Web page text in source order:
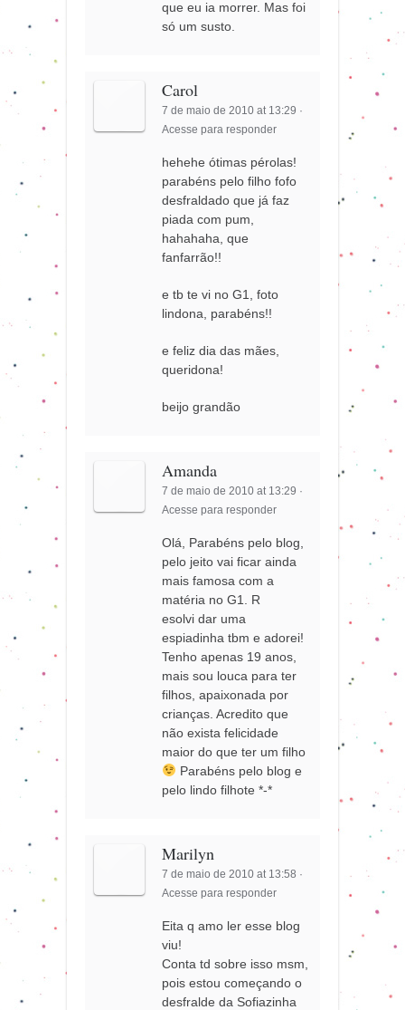
que eu ia morrer. Mas foi
só um susto.
Carol
7 de maio de 2010 at 13:29 ·
Acesse para responder
hehehe ótimas pérolas!
parabéns pelo filho fofo
desfraldado que já faz
piada com pum,
hahahaha, que
fanfarrão!!
e tb te vi no G1, foto
lindona, parabéns!!
e feliz dia das mães,
queridona!
beijo grandão
Amanda
7 de maio de 2010 at 13:29 ·
Acesse para responder
Olá, Parabéns pelo blog,
pelo jeito vai ficar ainda
mais famosa com a
matéria no G1. R
esolvi dar uma
espiadinha tbm e adorei!
Tenho apenas 19 anos,
mais sou louca para ter
filhos, apaixonada por
crianças. Acredito que
não exista felicidade
maior do que ter um filho
Parabéns pelo blog e
pelo lindo filhote *-*
Marilyn
7 de maio de 2010 at 13:58 ·
Acesse para responder
Eita q amo ler esse blog
viu!
Conta td sobre isso msm,
pois estou começando o
desfralde da Sofiazinha